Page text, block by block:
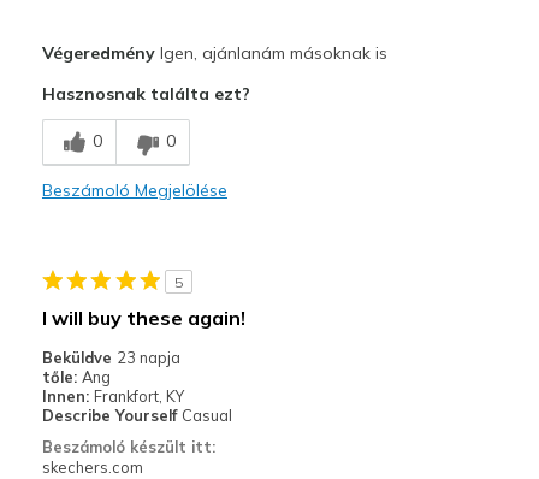
Breathe Well
Comfortable
Poor Cushioning
Legjobb használat
Casual Wear
Width
Feels true to width
Sizing
VégeredményIgen, ajánlanám másoknak is
Hasznosnak találta ezt?
0 0
Beszámoló Megjelölése
5
I will buy these again!
Beküldve 23 napja
tőle: Ang
Innen: Frankfort, KY
Describe Yourself Casual
Beszámoló készült itt:
skechers.com